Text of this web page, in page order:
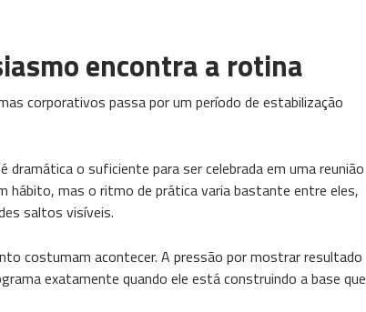
encontra a rotina
corporativos passa por um período de estabilização
dramática o suficiente para ser celebrada em uma reunião
hábito, mas o ritmo de prática varia bastante entre eles,
saltos visíveis.
costumam acontecer. A pressão por mostrar resultado
exatamente quando ele está construindo a base que